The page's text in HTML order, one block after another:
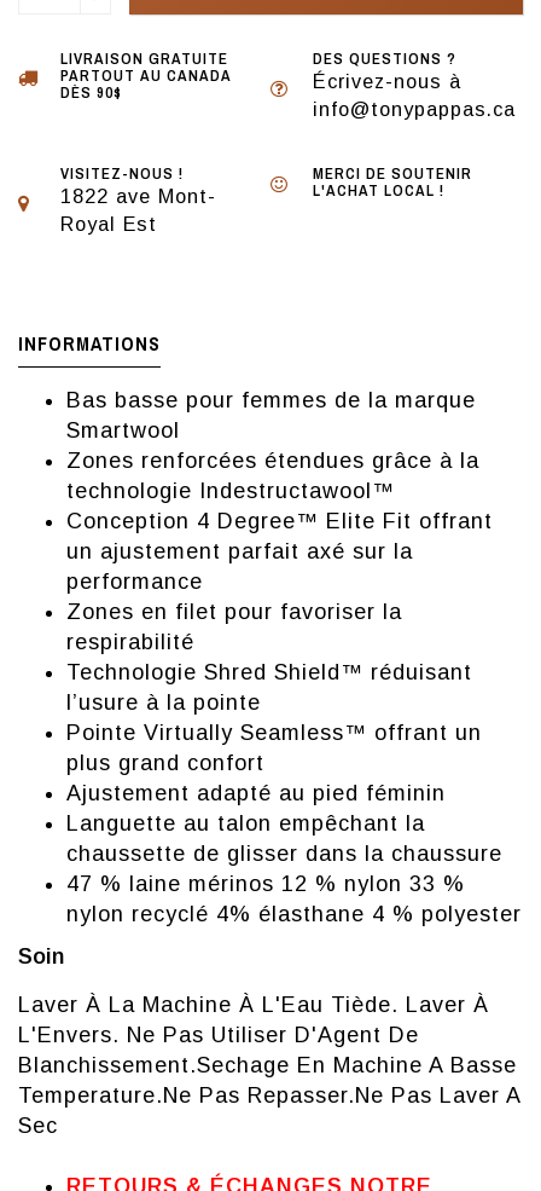
LIVRAISON GRATUITE
PARTOUT AU CANADA
DÈS 90$
DES QUESTIONS ?
Écrivez-nous à
info@tonypappas.ca
VISITEZ-NOUS !
1822 ave Mont-
Royal Est
MERCI DE SOUTENIR
L'ACHAT LOCAL !
INFORMATIONS
Bas basse pour femmes de la marque
Smartwool
Zones renforcées étendues grâce à la
technologie Indestructawool™
Conception 4 Degree™ Elite Fit offrant
un ajustement parfait axé sur la
performance
Zones en filet pour favoriser la
respirabilité
Technologie Shred Shield™ réduisant
l’usure à la pointe
Pointe Virtually Seamless™ offrant un
plus grand confort
Ajustement adapté au pied féminin
Languette au talon empêchant la
chaussette de glisser dans la chaussure
47 % laine mérinos 12 % nylon 33 %
nylon recyclé 4% élasthane 4 % polyester
Soin
Laver À La Machine À L'Eau Tiède. Laver À
L'Envers. Ne Pas Utiliser D'Agent De
Blanchissement.Sechage En Machine A Basse
Temperature.Ne Pas Repasser.Ne Pas Laver A
Sec